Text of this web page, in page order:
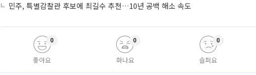
민주, 특별감찰관 후보에 최길수 추천…10년 공백 해소 속도
좋아요
0
화나요
0
슬퍼요
0